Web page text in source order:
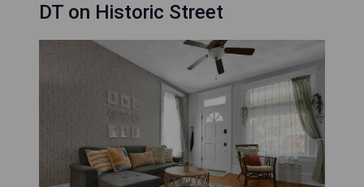
DT on Historic Street